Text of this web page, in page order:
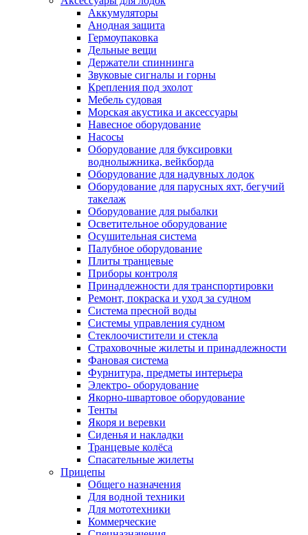
Аккумуляторы
Анодная защита
Гермоупаковка
Дельные вещи
Держатели спиннинга
Звуковые сигналы и горны
Крепления под эхолот
Мебель судовая
Морская акустика и аксессуары
Навесное оборудование
Насосы
Оборудование для буксировки
воднолыжника, вейкборда
Оборудование для надувных лодок
Оборудование для парусных яхт, бегучий
такелаж
Оборудование для рыбалки
Осветительное оборудование
Осушительная система
Палубное оборудование
Плиты транцевые
Приборы контроля
Принадлежности для транспортировки
Ремонт, покраска и уход за судном
Система пресной воды
Системы управления судном
Стеклоочистители и стекла
Страховочные жилеты и принадлежности
Фановая система
Фурнитура, предметы интерьера
Электро- оборудование
Якорно-швартовое оборудование
Тенты
Якоря и веревки
Сиденья и накладки
Транцевые колёса
Спасательные жилеты
Прицепы
Общего назначения
Для водной техники
Для мототехники
Коммерческие